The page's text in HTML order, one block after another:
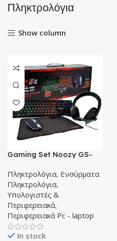
Πληκτρολόγια
Show column
Gaming Set Noozy GS-
Πληκτρολόγια, Ενσύρματα
Πληκτρολόγια,
Υπολογιστές &
Περιφερειακά,
Περιφερειακά Pc - laptop
In stock